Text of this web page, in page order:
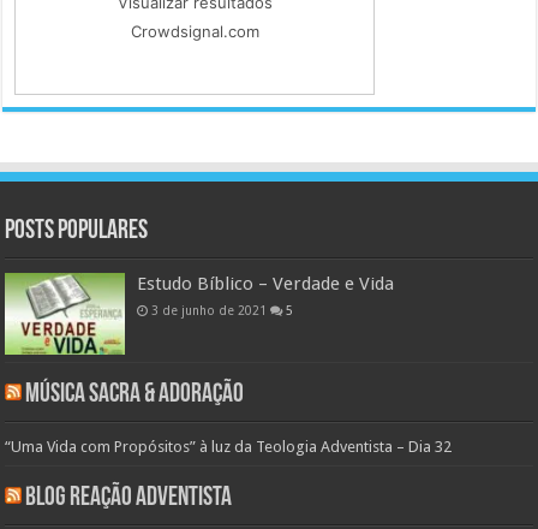
Crowdsignal.com
Posts populares
Estudo Bíblico – Verdade e Vida
3 de junho de 2021 5
Música Sacra & Adoração
“Uma Vida com Propósitos” à luz da Teologia Adventista – Dia 32
Blog Reação Adventista